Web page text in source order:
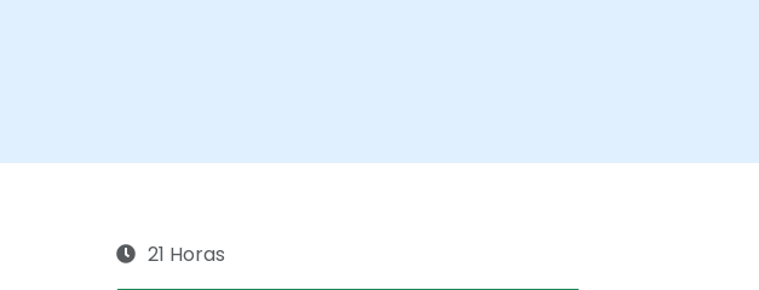
21 Horas